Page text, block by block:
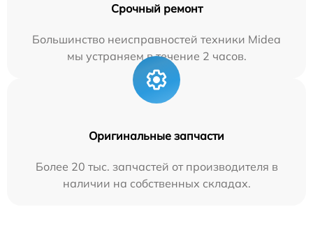
Срочный ремонт
Большинство неисправностей техники Midea
мы устраняем в течение 2 часов.
Оригинальные запчасти
Более 20 тыс. запчастей от производителя в
наличии на собственных складах.